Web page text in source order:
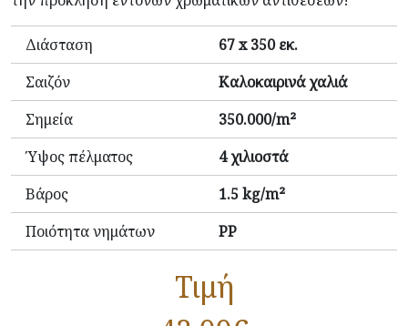
Διάσταση
67 x 350 εκ.
Σαιζόν
Καλοκαιρινά χαλιά
Σημεία
350.000/m²
Ύψος πέλματος
4 χιλιοστά
Βάρος
1.5 kg/m²
Ποιότητα νημάτων
PP
Τιμή